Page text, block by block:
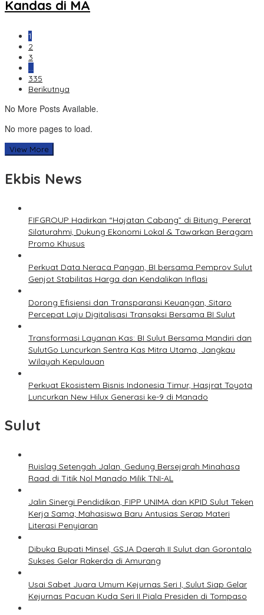
Kandas di MA
1
2
3
…
335
Berikutnya
No More Posts Available.
No more pages to load.
View More
Ekbis News
FIFGROUP Hadirkan “Hajatan Cabang” di Bitung: Pererat
Silaturahmi, Dukung Ekonomi Lokal & Tawarkan Beragam
Promo Khusus
Perkuat Data Neraca Pangan, BI bersama Pemprov Sulut
Genjot Stabilitas Harga dan Kendalikan Inflasi
Dorong Efisiensi dan Transparansi Keuangan, Sitaro
Percepat Laju Digitalisasi Transaksi Bersama BI Sulut
Transformasi Layanan Kas: BI Sulut Bersama Mandiri dan
SulutGo Luncurkan Sentra Kas Mitra Utama, Jangkau
Wilayah Kepulauan
Perkuat Ekosistem Bisnis Indonesia Timur, Hasjrat Toyota
Luncurkan New Hilux Generasi ke-9 di Manado
Sulut
Ruislag Setengah Jalan, Gedung Bersejarah Minahasa
Raad di Titik Nol Manado Milik TNI-AL
Jalin Sinergi Pendidikan, FIPP UNIMA dan KPID Sulut Teken
Kerja Sama; Mahasiswa Baru Antusias Serap Materi
Literasi Penyiaran
Dibuka Bupati Minsel, GSJA Daerah II Sulut dan Gorontalo
Sukses Gelar Rakerda di Amurang
Usai Sabet Juara Umum Kejurnas Seri I, Sulut Siap Gelar
Kejurnas Pacuan Kuda Seri II Piala Presiden di Tompaso